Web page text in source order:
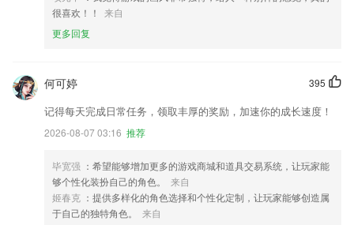
很喜欢！！
来自
更多回复
395
何可婷
记得每天完成日常任务，领取丰厚的奖励，加速你的成长速度！
2026-08-07 03:16 推荐
毕宽强 ：希望能够增加更多的游戏商城和道具交易系统，让玩家能
够个性化装扮自己的角色。
来自
姬春克 ：提供多样化的角色选择和个性化定制，让玩家能够创造属
于自己的独特角色。
来自